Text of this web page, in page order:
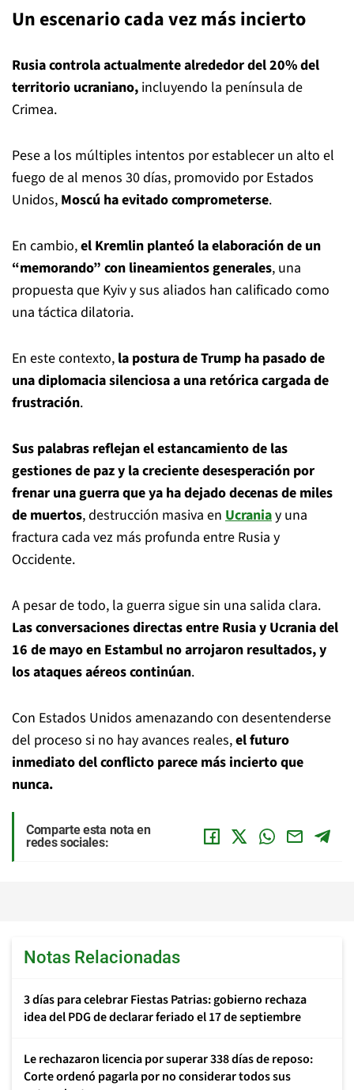
Un escenario cada vez más incierto
Rusia controla actualmente alrededor del 20% del
territorio ucraniano, incluyendo la península de
Crimea.
Pese a los múltiples intentos por establecer un alto el
fuego de al menos 30 días, promovido por Estados
Unidos, Moscú ha evitado comprometerse.
En cambio,el Kremlin planteó la elaboración de un
“memorando” con lineamientos generales, una
propuesta que Kyiv y sus aliados han calificado como
una táctica dilatoria.
En este contexto, la postura de Trump ha pasado de
una diplomacia silenciosa a una retórica cargada de
frustración.
Sus palabras reflejan el estancamiento de las
gestiones de paz y la creciente desesperación por
frenar una guerra que ya ha dejado decenas de miles
de muertos, destrucción masiva en Ucraniay una
fractura cada vez más profunda entre Rusia y
Occidente.
A pesar de todo, la guerra sigue sin una salida clara.
Las conversaciones directas entre Rusia y Ucrania del
16 de mayo en Estambul no arrojaron resultados, y
los ataques aéreos continúan.
Con Estados Unidos amenazando con desentenderse
del proceso si no hay avances reales,el futuro
inmediato del conflicto parece más incierto que
nunca.
Comparte esta nota en
redes sociales:
Notas Relacionadas
3 días para celebrar Fiestas Patrias: gobierno rechaza
idea del PDG de declarar feriado el 17 de septiembre
Le rechazaron licencia por superar 338 días de reposo:
Corte ordenó pagarla por no considerar todos sus